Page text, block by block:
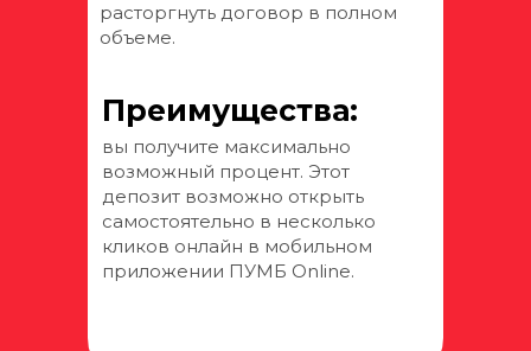
расторгнуть договор в полном
объеме.
вы получите максимально
возможный процент. Этот
депозит возможно открыть
самостоятельно в несколько
кликов онлайн в мобильном
приложении ПУМБ Online.
Преимущества: